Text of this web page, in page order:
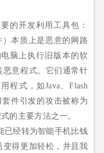
的开发利用工具包：
本质上是恶意的网路
脑上执行旧版本的软
恶意程式。它们通常针
程式，如Java、Flash
套件引发的攻击被称为
的主要方法之一。
已经转为智能手机比钱
变得更加轻松，并且我